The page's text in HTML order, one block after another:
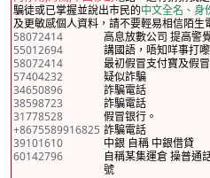
騙徒或已掌握並說出市民的中文全名、身
及更敏感個人資料，請不要輕易相信陌生
58072414
高息放數公司 提高警
55012694
講國語，唔知咩事打嚟
58072414
最初假冒支付寶及假
57404232
疑似詐騙
34650896
詐騙電話
38598723
詐騙電話
31778528
假冒银行。
+8675589916825 詐騙電話
39101610
中銀 自稱 中銀借貸
60142796
自稱某集運倉 操普通
號